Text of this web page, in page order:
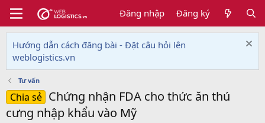
Đăng nhập Đăng ký
Hướng dẫn cách đăng bài - Đặt câu hỏi lên
weblogistics.vn
Tư vấn
Chia sẻ Chứng nhận FDA cho thức ăn thú
cưng nhập khẩu vào Mỹ